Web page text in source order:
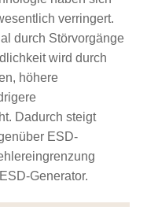
verringert.
durch Störvorgänge
wird durch
höhere
Dadurch steigt
ESD-
Generator.